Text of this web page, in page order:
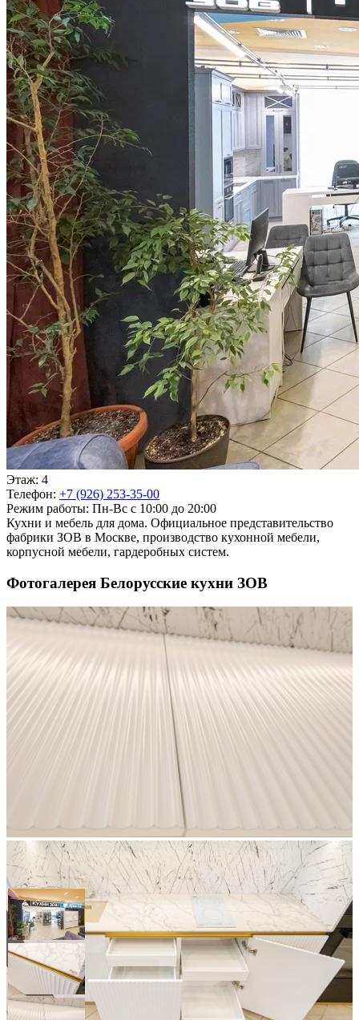
Этаж: 4
Телефон: +7 (926) 253-35-00
Режим работы: Пн-Вс с 10:00 до 20:00
Кухни и мебель для дома. Официальное представительство
фабрики ЗОВ в Москве, производство кухонной мебели,
корпусной мебели, гардеробных систем.
Фотогалерея Белорусские кухни ЗОВ